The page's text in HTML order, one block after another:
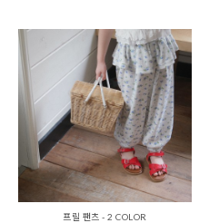
프릴 팬츠 - 2 COLOR